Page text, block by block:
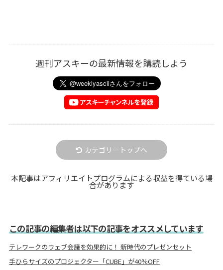
週刊アスキーの最新情報を購読しよう
カテゴリートップへ
本記事はアフィリエイトプログラムによる収益を得ている場
合があります
この記事の編集者は以下の記事をオススメしています
テレワークのウェブ会議を効果的に！ 新時代のプレゼンセット
手ひらサイズのプロジェクター「CUBE」が40％OFF